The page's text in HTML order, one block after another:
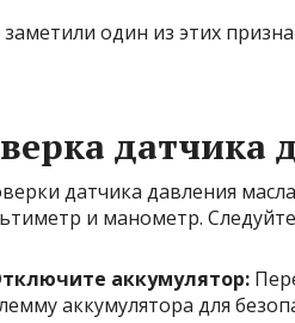
один из этих
датчика
датчика давления
и манометр.
аккумулятор:
аккумулятора для